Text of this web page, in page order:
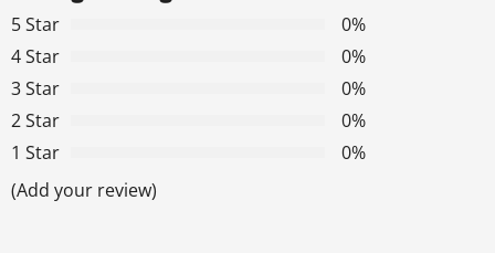
i
g
a
t
5 Star
0%
4 Star
0%
3 Star
0%
2 Star
0%
1 Star
0%
(Add your review)